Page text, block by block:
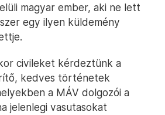
magyar ember, aki ne lett
egy ilyen küldemény
civileket kérdeztünk a
kedves történetek
a MÁV dolgozói a
jelenlegi vasutasokat